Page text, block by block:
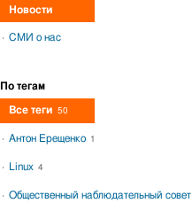
Новости
СМИ о нас
По тегам
Все теги 50
Антон Ерещенко 1
Linux 4
Общественный наблюдательный совет